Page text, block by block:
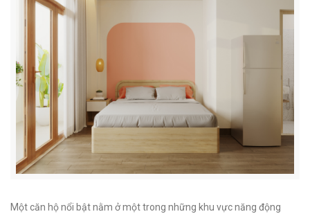
Một căn hộ nổi bật nằm ở một trong những khu vực năng động